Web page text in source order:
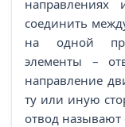
соединить
на одной
элементы –
направление
ту или иную
отвод называют